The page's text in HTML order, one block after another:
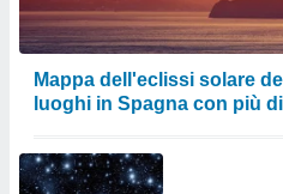
Mappa dell'eclissi solare
luoghi in Spagna con più